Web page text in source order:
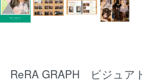
ReRA GRAPH ビジュア